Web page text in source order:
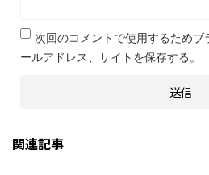
次回のコメントで使用するためブ
ールアドレス、サイトを保存する。
関連記事